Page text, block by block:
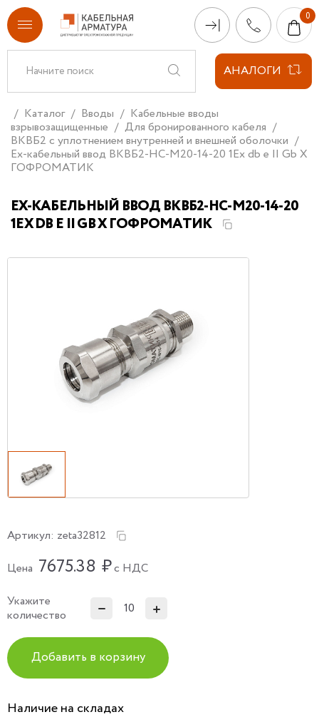
АНАЛОГИ
Каталог Вводы
Кабельные вводы
взрывозащищенные
Для бронированного кабеля
ВКВБ2 с уплотнением внутренней и внешней оболочки
Ех-кабельный ввод ВКВБ2-НС-M20-14-20 1Ex db e II Gb X
ГОФРОМАТИК
ЕХ-КАБЕЛЬНЫЙ ВВОД ВКВБ2-НС-M20-14-20
1EX DB E II GB X ГОФРОМАТИК
Артикул: zeta32812
Цена 7675.38 ₽с НДС
Укажите
количество
Добавить в корзину
Наличие на складах